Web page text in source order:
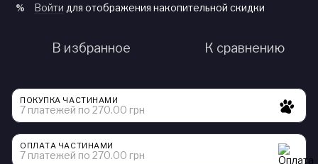
% Войти для отображения накопительной скидки
В избранное К сравнению
ПОКУПКА ЧАСТИНАМИ
7 платежей по 270.00 грн
ОПЛАТА ЧАСТИНАМИ
7 платежей по 270.00 грн